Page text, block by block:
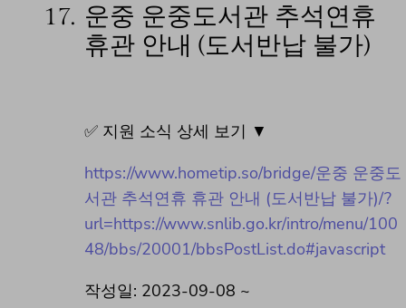
17. 운중 운중도서관 추석연휴
휴관 안내 (도서반납 불가)
✅ 지원 소식 상세 보기 ▼
https://www.hometip.so/bridge/운중 운중도
서관 추석연휴 휴관 안내 (도서반납 불가)/?
url=https://www.snlib.go.kr/intro/menu/100
48/bbs/20001/bbsPostList.do#javascript
작성일: 2023-09-08 ~